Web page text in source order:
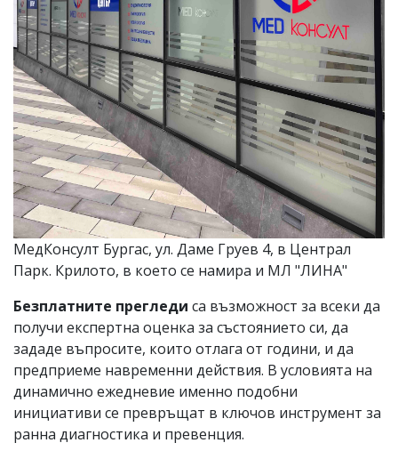
МедКонсулт Бургас, ул. Даме Груев 4, в Централ
Парк. Крилото, в което се намира и МЛ "ЛИНА"
Безплатните прегледи са възможност за всеки да
получи експертна оценка за състоянието си, да
зададе въпросите, които отлага от години, и да
предприеме навременни действия. В условията на
динамично ежедневие именно подобни
инициативи се превръщат в ключов инструмент за
ранна диагностика и превенция.